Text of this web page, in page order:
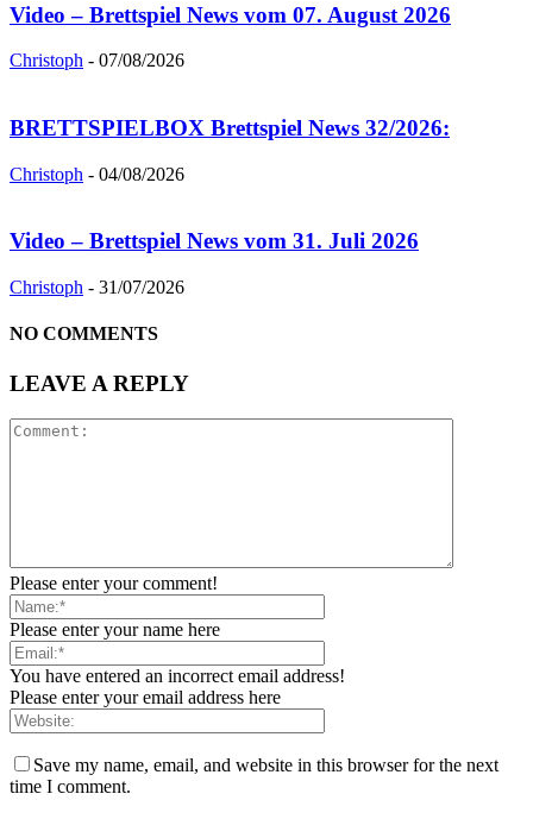
Video – Brettspiel News vom 07. August 2026
Christoph - 07/08/2026
BRETTSPIELBOX Brettspiel News 32/2026:
Christoph - 04/08/2026
Video – Brettspiel News vom 31. Juli 2026
Christoph - 31/07/2026
NO COMMENTS
LEAVE A REPLY
Please enter your comment!
Please enter your name here
You have entered an incorrect email address!
Please enter your email address here
Save my name, email, and website in this browser for the next
time I comment.